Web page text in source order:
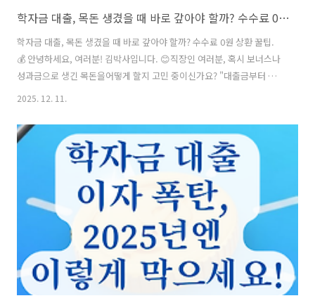
학자금 대출, 목돈 생겼을 때 바로 갚아야 할까? 수수료 0원 상환 꿀팁.
학자금 대출, 목돈 생겼을 때 바로 갚아야 할까? 수수료 0원 상환 꿀팁.
💰 안녕하세요, 여러분! 김박사입니다. 😊직장인 여러분, 혹시 보너스나
성과금으로 생긴 목돈을어떻게 할지 고민 중이신가요? "대출금부터 갚
을까?" 싶다가도, 은행 대출처럼'중도상환 수수료'가 나올까 봐 망설이
이자 폭탄을 피하는 가장 확실한 방법과,2025년에 딱 맞는 상환 전략을
아주 쉽게 정리해 드릴게요. 📋 목차수수료 0원! 학자금 대출 조기상환의
매력 ✨따라만 하세요! 목돈으로 한 방에 갚는 법 📱회사 몰래 갚는 '원천
공제 방지' 전략 🤫일반상환 vs 취업 후 상환, 갈아타기 팁 🔄2025년 달
라진 금리와 소득 기준 체크 📊자주 묻는 질문 (F..
2025. 12. 11.